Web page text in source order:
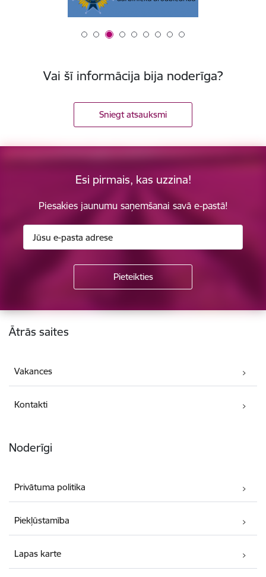
Vai šī informācija bija noderīga?
Sniegt atsauksmi
Esi pirmais, kas uzzina!
Piesakies jaunumu saņemšanai savā e-pastā!
Kājene
Ātrās saites
Vakances
Kontakti
Noderīgi
Privātuma politika
Piekļūstamība
Lapas karte